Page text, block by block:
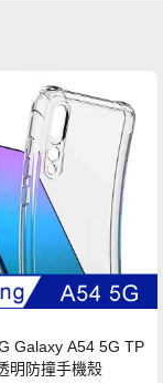
Galaxy A54 5G TP
明防撞手機殼